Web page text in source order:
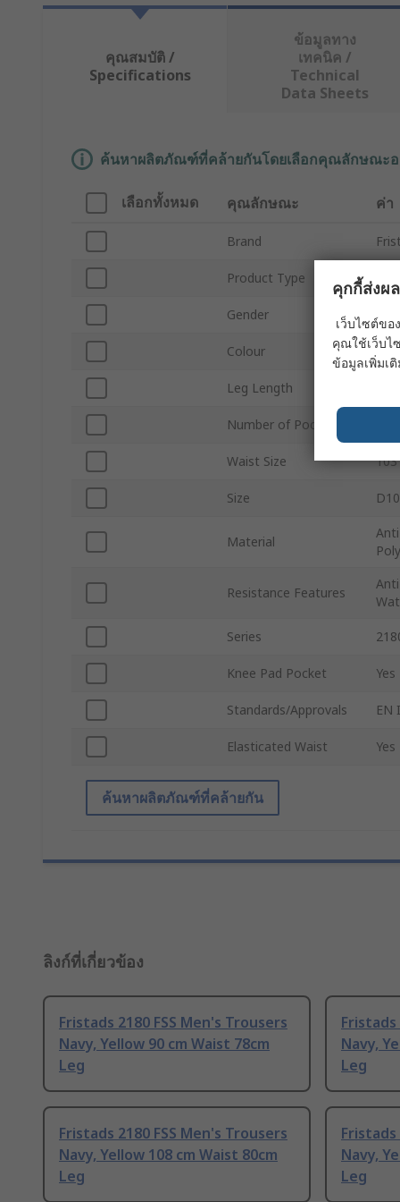
คุณสมบัติ /
Specifications
ข้อมูลทาง
เทคนิค /
Technical
Data Sheets
ค้นหาผลิตภัณฑ์ที่คล้ายกันโดยเลือกคุณลักษณะอ
เลือกทั้งหมด คุณลักษณะ ค่า
Brand
Product Type
Gender Men
Colour
Leg Length
Number of Pockets
Waist Size
Size
Material
Resistance Features
Series
Knee Pad Pocket Yes
Standards/Approvals EN
Elasticated Waist Yes
ค้นหาผลิตภัณฑ์ที่คล้ายกัน
ลิงก์ที่เกี่ยวข้อง
Fristads 2180 FSS Men's Trousers
Navy, Yellow 90 cm Waist 78cm
Leg
Fristads
Navy,
Leg
Fristads 2180 FSS Men's Trousers
Navy, Yellow 108 cm Waist 80cm
Leg
Fristads
Navy,
Leg
คุกกี้ส่งผ
เว็บไซต์ข
คุณใช้เว็บไ
ข้อมูลเพิ่มเ